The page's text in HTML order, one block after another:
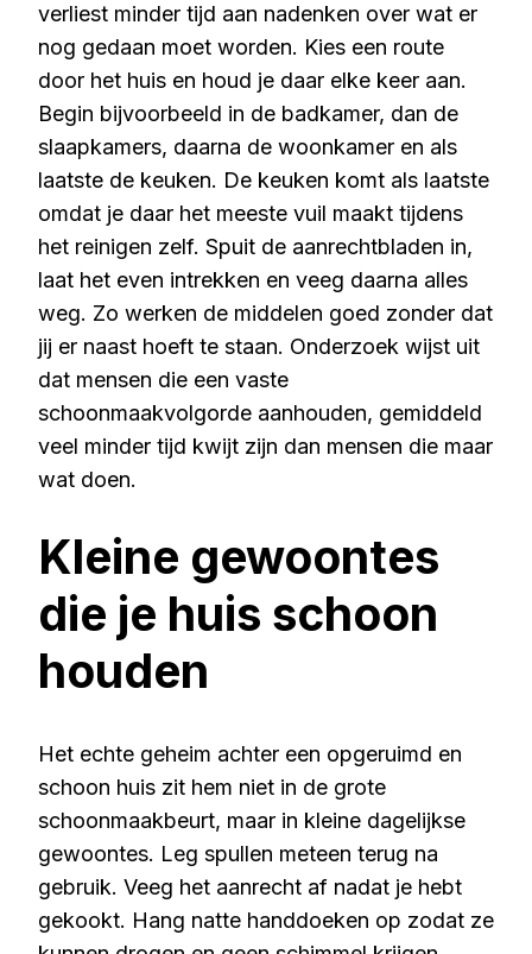
verliest minder tijd aan nadenken over wat er
nog gedaan moet worden. Kies een route
door het huis en houd je daar elke keer aan.
Begin bijvoorbeeld in de badkamer, dan de
slaapkamers, daarna de woonkamer en als
laatste de keuken. De keuken komt als laatste
omdat je daar het meeste vuil maakt tijdens
het reinigen zelf. Spuit de aanrechtbladen in,
laat het even intrekken en veeg daarna alles
weg. Zo werken de middelen goed zonder dat
jij er naast hoeft te staan. Onderzoek wijst uit
dat mensen die een vaste
schoonmaakvolgorde aanhouden, gemiddeld
veel minder tijd kwijt zijn dan mensen die maar
wat doen.
Kleine gewoontes
die je huis schoon
houden
Het echte geheim achter een opgeruimd en
schoon huis zit hem niet in de grote
schoonmaakbeurt, maar in kleine dagelijkse
gewoontes. Leg spullen meteen terug na
gebruik. Veeg het aanrecht af nadat je hebt
gekookt. Hang natte handdoeken op zodat ze